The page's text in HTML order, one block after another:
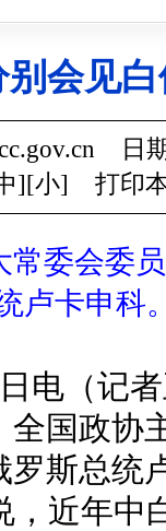
会见
日
][小] 打印
常委会委
卢卡申科
电（记
国政协
罗斯总统
，近年中